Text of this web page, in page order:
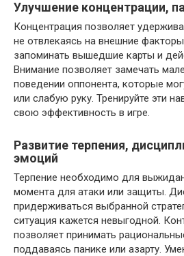
Улучшение концентрации,
Концентрация позволяет
не отвлекаясь на внешние
запоминать вышедшие карты и
Внимание позволяет замечать
поведении оппонента, которые
или слабую руку. Тренируйте эти
свою эффективность в игре.
Развитие терпения,
эмоций
Терпение необходимо для
момента для атаки или защиты.
придерживаться выбранной
ситуация кажется невыгодной.
позволяет принимать
поддаваясь панике или азарту.